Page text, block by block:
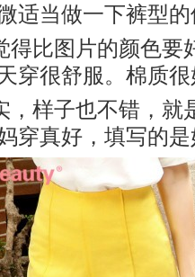
适当做一下裤型
得比图片的颜色要
穿很舒服。棉质
，样子也不错，就
穿真好，填写的